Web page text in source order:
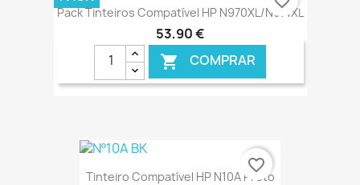
Pack Tinteiros Compatível HP N970XL/N971XL
53,90 €
 COMPRAR
€ ONLINE
Tinteiro Compatível HP N10A Preto
favorite_border